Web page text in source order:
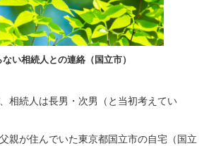
ない相続人との連絡（国立市）
相続人は長男・次男（と当初考えてい
親が住んでいた東京都国立市の自宅（国立